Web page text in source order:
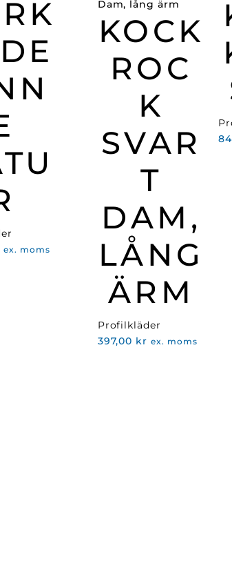
ex. moms
KOCK
ROC
K
SVAR
T
DAM,
LÅNG
ÄRM
Profilkläder
397,00 kr ex. moms